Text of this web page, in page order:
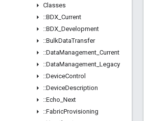
Classes
::BDX Current
::BDX Development
::BulkDataTransfer
::DataManagement Current
::DataManagement Legacy
::DeviceControl
::DeviceDescription
::Echo Next
::FabricProvisioning